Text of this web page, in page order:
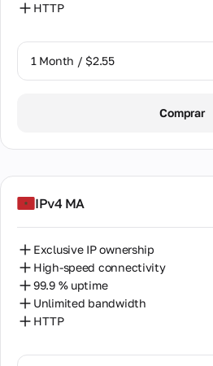
HTTP
1 Month / $2.55
Comprar
IPv4 MA
Exclusive IP ownership
High-speed connectivity
99.9 % uptime
Unlimited bandwidth
HTTP